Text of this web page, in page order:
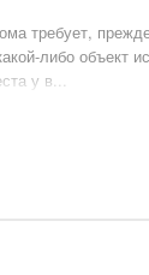
требует,
либо объект
у в...